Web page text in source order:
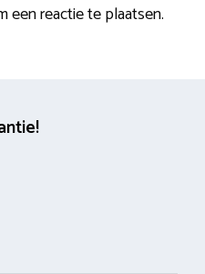
een reactie te plaatsen.